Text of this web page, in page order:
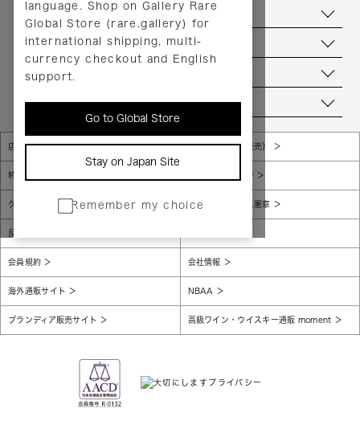
language. Shop on Gallery Rare
Global Store (rare.gallery) for
international shipping, multi-
currency checkout and English
support.
Go to Global Store
Stay on Japan Site
Remember my choice
ヘルプ
お問い合わせ
当店について
店舗一覧 販売規約（店頭販売）
特定商取引法に基づく表示 個人情報保護方針
グローバルプライバシーポリシー コンプライアンス憲章
反社会的勢力に対する基本方針
会員規約 会社情報
海外通販サイト NBAA
ブランディア販売サイト 高級ワイン・ウイスキー通販 moment